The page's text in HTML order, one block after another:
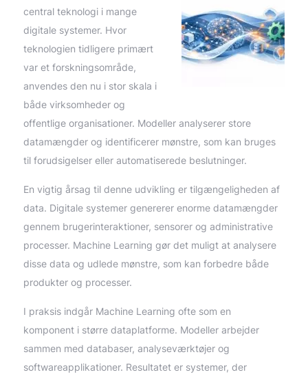
central teknologi i mange
digitale systemer. Hvor
teknologien tidligere primært
var et forskningsområde,
anvendes den nu i stor skala i
både virksomheder og
offentlige organisationer. Modeller analyserer store
datamængder og identificerer mønstre, som kan bruges
til forudsigelser eller automatiserede beslutninger.
En vigtig årsag til denne udvikling er tilgængeligheden af
data. Digitale systemer genererer enorme datamængder
gennem brugerinteraktioner, sensorer og administrative
processer. Machine Learning gør det muligt at analysere
disse data og udlede mønstre, som kan forbedre både
produkter og processer.
I praksis indgår Machine Learning ofte som en
komponent i større dataplatforme. Modeller arbejder
sammen med databaser, analyseværktøjer og
softwareapplikationer. Resultatet er systemer, der